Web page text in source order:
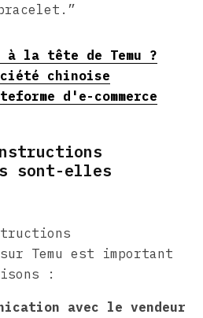
à la tête de Temu ?
chinoise
d'e-commerce
sont-elles
Temu est important
:
avec le vendeur